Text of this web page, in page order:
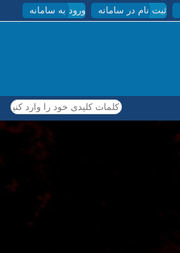
ثبت نام در سامانه ورود به سامانه
کلمات کلیدی خود را وارد کنید